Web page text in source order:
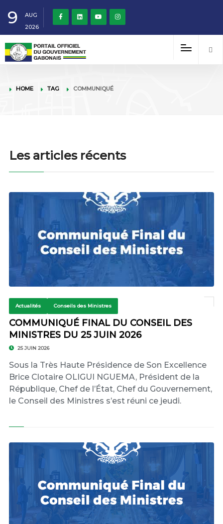
9
AUG
2026
HOME TAG COMMUNIQUÉ
Les articles récents
Actualités Conseils des Ministres
COMMUNIQUÉ FINAL DU CONSEIL DES
MINISTRES DU 25 JUIN 2026
25 JUIN 2026
Sous la Très Haute Présidence de Son Excellence
Brice Clotaire OLIGUI NGUEMA, Président de la
République, Chef de l’État, Chef du Gouvernement,
le Conseil des Ministres s’est réuni ce jeudi.